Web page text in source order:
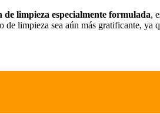
de limpieza especialmente formulada,
limpieza sea aún más gratificante,